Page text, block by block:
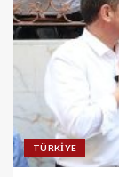
TÜRKIYE